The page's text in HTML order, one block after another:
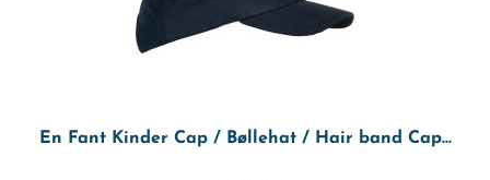
En Fant Kinder Cap / Bøllehat / Hair band Cap...